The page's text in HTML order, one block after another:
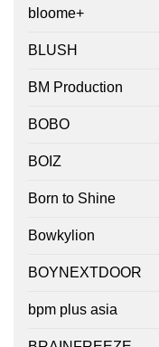
bloome+
BLUSH
BM Production
BOBO
BOIZ
Born to Shine
Bowkylion
BOYNEXTDOOR
bpm plus asia